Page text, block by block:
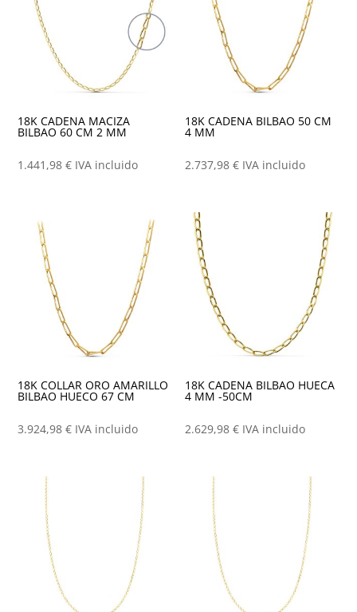
18K CADENA MACIZA
BILBAO 60 CM 2 MM
1.441,98€ IVA incluido
18K CADENA BILBAO 50 CM
4 MM
2.737,98€ IVA incluido
18K COLLAR ORO AMARILLO
BILBAO HUECO 67 CM
3.924,98€ IVA incluido
18K CADENA BILBAO HUECA
4 MM -50CM
2.629,98€ IVA incluido